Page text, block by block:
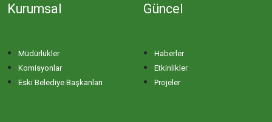
Kurumsal
Müdürlükler
Komisyonlar
Eski Belediye Başkanları
Güncel
Haberler
Etkinlikler
Projeler